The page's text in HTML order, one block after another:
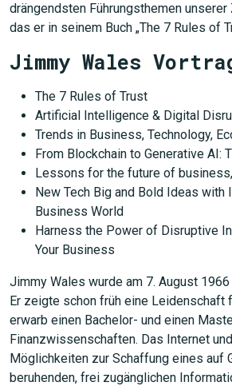
drängendsten Führungsthemen
das er in seinem Buch „The 7 Rules of
Jimmy Wales
The 7 Rules of Trust
Artificial Intelligence & Digital
Trends in Business, Technology,
From Blockchain to Generative AI:
Lessons for the future of
New Tech Big and Bold Ideas with
Business World
Harness the Power of Disruptive
Your Business
Jimmy Wales wurde am 7. August
Er zeigte schon früh eine Leidenschaft
erwarb einen Bachelor- und einen
Finanzwissenschaften. Das Internet
Möglichkeiten zur Schaffung eines auf
beruhenden, frei zugänglichen